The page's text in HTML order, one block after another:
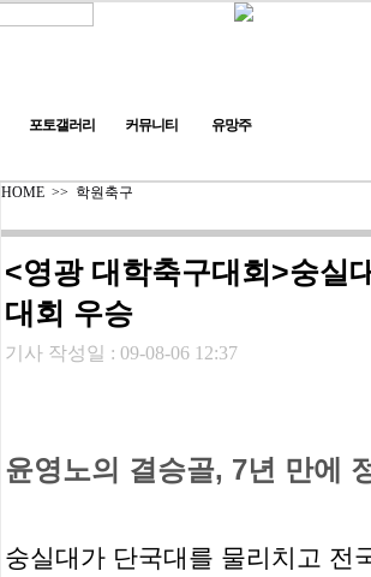
포토갤러리 커뮤니티 유망주
HOME >> 학원축구
<영광 대학축구대회>숭실
대회 우승
기사 작성일 : 09-08-06 12:37
윤영노의 결승골, 7년 만에
숭실대가 단국대를 물리치고 전